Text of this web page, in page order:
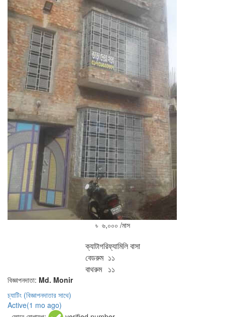
৳ ৬,০০০ /মাস
ক্যাটাগরিফ্যামিলি বাসা
বেডরুম ১১
বাথরুম ১১
বিজ্ঞাপনদাতা: Md. Monir
চ্যাটিং (বিজ্ঞাপনদাতার সাথে)
Active(1 mo ago)